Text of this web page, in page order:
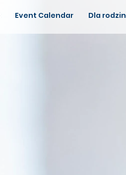
Event Calendar Dla rodzin